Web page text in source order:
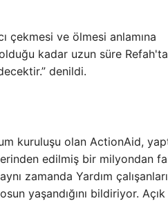
çekmesi ve ölmesi anlamına
kadar uzun süre Refah'ta
denildi.
kuruluşu olan ActionAid,
edilmiş bir milyondan
zamanda Yardım
yaşandığını bildiriyor. Açık